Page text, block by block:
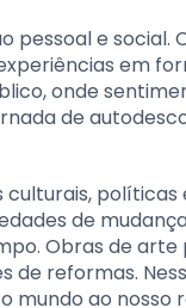
e social.
em
onde
de
de
Obras de
reformas.
mundo ao nosso